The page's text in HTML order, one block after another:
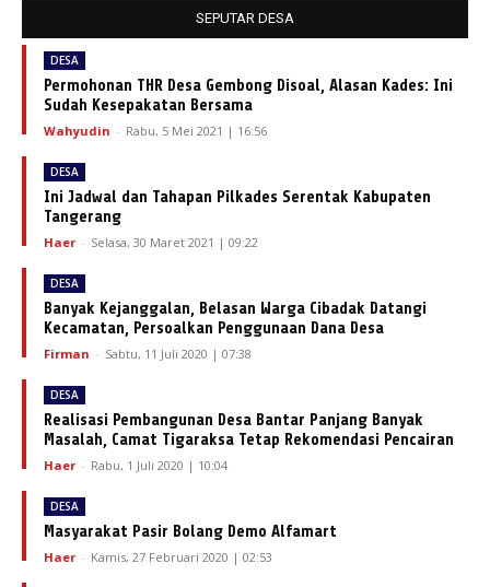
SEPUTAR DESA
DESA
Permohonan THR Desa Gembong Disoal, Alasan Kades: Ini
Sudah Kesepakatan Bersama
Wahyudin - Rabu, 5 Mei 2021 | 16:56
DESA
Ini Jadwal dan Tahapan Pilkades Serentak Kabupaten
Tangerang
Haer - Selasa, 30 Maret 2021 | 09:22
DESA
Banyak Kejanggalan, Belasan Warga Cibadak Datangi
Kecamatan, Persoalkan Penggunaan Dana Desa
Firman - Sabtu, 11 Juli 2020 | 07:38
DESA
Realisasi Pembangunan Desa Bantar Panjang Banyak
Masalah, Camat Tigaraksa Tetap Rekomendasi Pencairan
Haer - Rabu, 1 Juli 2020 | 10:04
DESA
Masyarakat Pasir Bolang Demo Alfamart
Haer - Kamis, 27 Februari 2020 | 02:53